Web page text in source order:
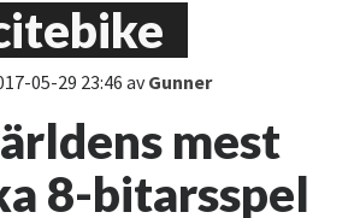
05-29 23:46 avGunner
mest
8-bitarsspel